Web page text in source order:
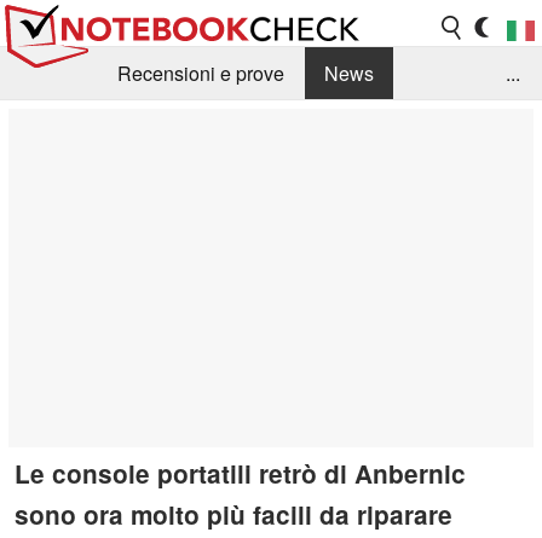
Recensioni e prove
News
...
Le console portatili retrò di Anbernic
sono ora molto più facili da riparare